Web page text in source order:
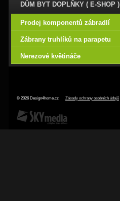
DŮM BYT DOPLŇKY ( E-SHOP )
Prodej komponentů zábradlí
Zábrany truhlíků na parapetu
Nerezové květináče
© 2026 Design4home.cz Zásady ochrany osobních údajů
SKY Media